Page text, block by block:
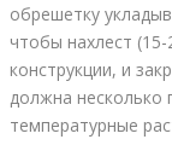
обрешетку
чтобы нахлест
конструкции, и
должна несколько
температурные